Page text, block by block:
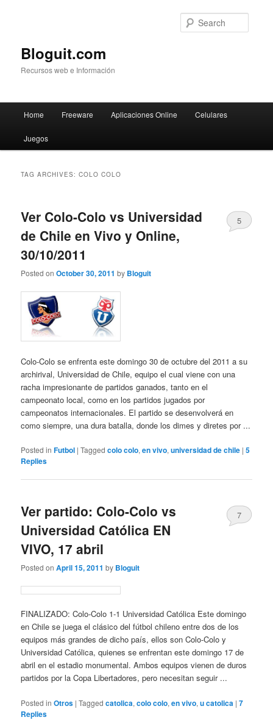
Bloguit.com
Recursos web e Información
Skip
to
Skip
to
Home Freeware Aplicaciones Online Celulares
Juegos
TAG ARCHIVES:COLO COLO
Ver Colo-Colo vs Universidad
de Chile en Vivo y Online,
30/10/2011
Posted onOctober 30, 2011 by Bloguit
5
Colo-Colo se enfrenta este domingo 30 de octubre del 2011 a su
archirival, Universidad de Chile, equipo el cual viene con una
racha impresionante de partidos ganados, tanto en el
campeonato local, como en los partidos jugados por
campeonatos internacionales. El partido se desenvolverá en
como siempre, una dura batalla, donde los dimes y diretes por ...
Posted in Futbol |Tagged colo colo,en vivo,universidad de chile |5
Replies
Ver partido: Colo-Colo vs
Universidad Católica EN
VIVO, 17 abril
Posted onApril 15, 2011 by Bloguit
7
FINALIZADO: Colo-Colo 1-1 Universidad Católica Este domingo
en Chile se juega el clásico del fútbol chileno entre dos de los
equipos más grandes de dicho país, ellos son Colo-Colo y
Universidad Católica, quienes se enfrentan este domingo 17 de
abril en el estadio monumental. Ambos equipos vienen de duros
partidos por la Copa Libertadores, pero necesitan seguir ...
Posted in Otros |Tagged catolica,colo colo,en vivo,u catolica |7
Replies